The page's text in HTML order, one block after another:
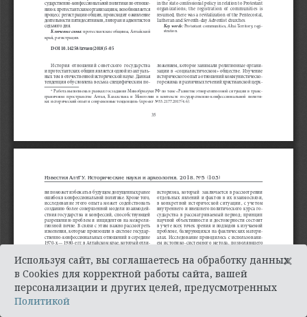
Используя сайт, вы соглашаетесь на обработку данных
в Cookies для корректной работы сайта, вашей
персонализации и других целей, предусмотренных
Политикой
×